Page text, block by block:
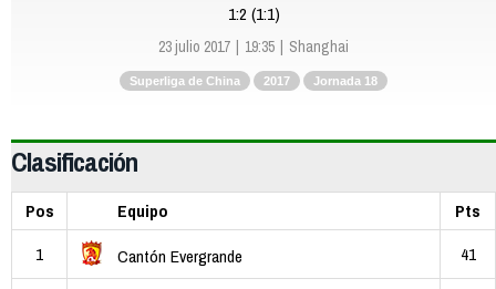
1:2 (1:1)
23 julio 2017 19:35 Shanghai
Superliga de China 2017 Jornada 18
Clasificación
Pos Equipo
Pts
1
Cantón Evergrande 41